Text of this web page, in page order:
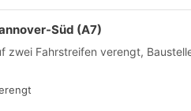
Süd (A7)
zwei Fahrstreifen verengt,